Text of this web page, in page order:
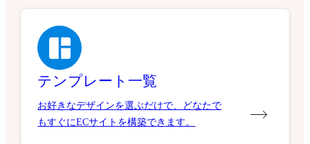
テンプレート一覧
お好きなデザインを選ぶだけで、どなたで
もすぐにECサイトを構築できます。